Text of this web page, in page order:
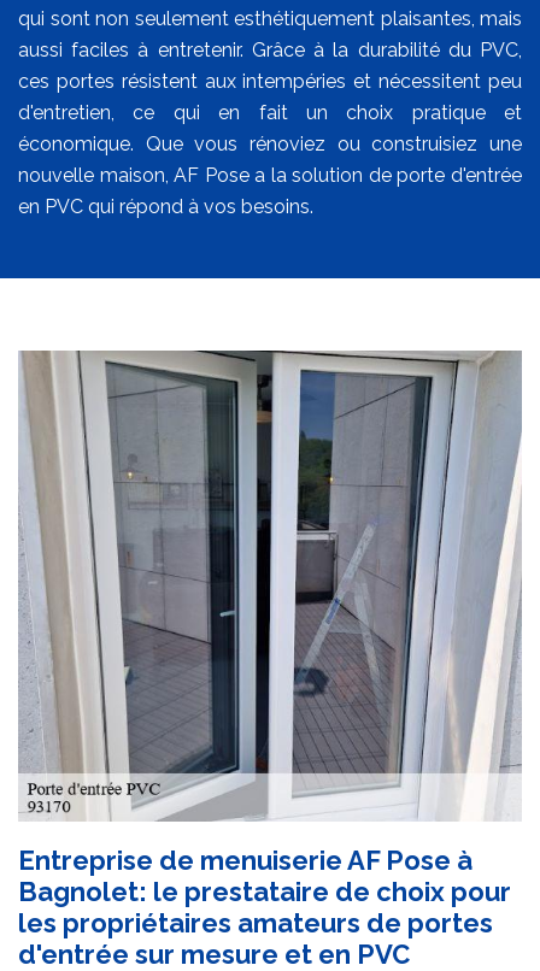
qui sont non seulement esthétiquement plaisantes, mais
aussi faciles à entretenir. Grâce à la durabilité du PVC,
ces portes résistent aux intempéries et nécessitent peu
d'entretien, ce qui en fait un choix pratique et
économique. Que vous rénoviez ou construisiez une
nouvelle maison, AF Pose a la solution de porte d'entrée
en PVC qui répond à vos besoins.
Entreprise de menuiserie AF Pose à
Bagnolet: le prestataire de choix pour
les propriétaires amateurs de portes
d'entrée sur mesure et en PVC